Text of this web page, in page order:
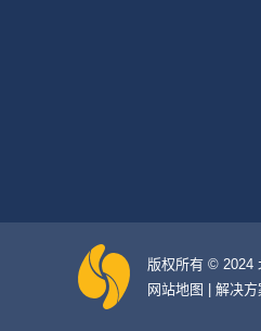
版权所有 © 2024
网站地图
解决方